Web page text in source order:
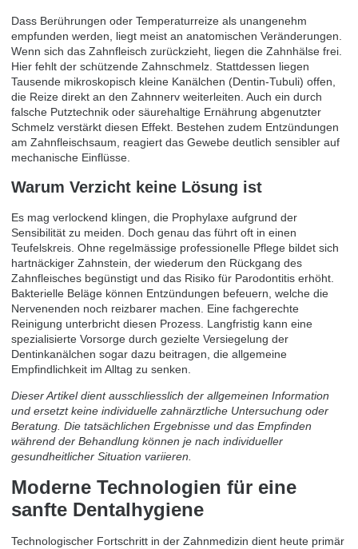
Dass Berührungen oder Temperaturreize als unangenehm
empfunden werden, liegt meist an anatomischen Veränderungen.
Wenn sich das Zahnfleisch zurückzieht, liegen die Zahnhälse frei.
Hier fehlt der schützende Zahnschmelz. Stattdessen liegen
Tausende mikroskopisch kleine Kanälchen (Dentin-Tubuli) offen,
die Reize direkt an den Zahnnerv weiterleiten. Auch ein durch
falsche Putztechnik oder säurehaltige Ernährung abgenutzter
Schmelz verstärkt diesen Effekt. Bestehen zudem Entzündungen
am Zahnfleischsaum, reagiert das Gewebe deutlich sensibler auf
mechanische Einflüsse.
Warum Verzicht keine Lösung ist
Es mag verlockend klingen, die Prophylaxe aufgrund der
Sensibilität zu meiden. Doch genau das führt oft in einen
Teufelskreis. Ohne regelmässige professionelle Pflege bildet sich
hartnäckiger Zahnstein, der wiederum den Rückgang des
Zahnfleisches begünstigt und das Risiko für Parodontitis erhöht.
Bakterielle Beläge können Entzündungen befeuern, welche die
Nervenenden noch reizbarer machen. Eine fachgerechte
Reinigung unterbricht diesen Prozess. Langfristig kann eine
spezialisierte Vorsorge durch gezielte Versiegelung der
Dentinkanälchen sogar dazu beitragen, die allgemeine
Empfindlichkeit im Alltag zu senken.
Dieser Artikel dient ausschliesslich der allgemeinen Information
und ersetzt keine individuelle zahnärztliche Untersuchung oder
Beratung. Die tatsächlichen Ergebnisse und das Empfinden
während der Behandlung können je nach individueller
gesundheitlicher Situation variieren.
Moderne Technologien für eine
sanfte Dentalhygiene
Technologischer Fortschritt in der Zahnmedizin dient heute primär